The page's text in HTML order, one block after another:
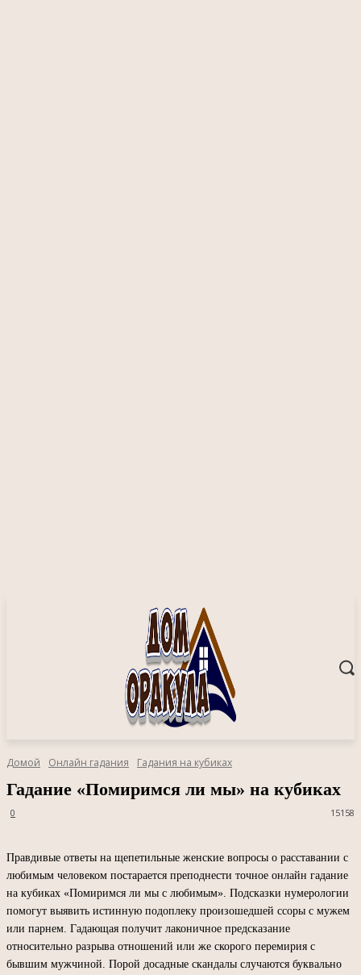
Домой Онлайн гадания Гадания на кубиках
Гадание «Помиримся ли мы» на кубиках
15158
0
Правдивые ответы на щепетильные женские вопросы о расставании с
любимым человеком постарается преподнести точное онлайн гадание
на кубиках «Помиримся ли мы с любимым». Подсказки нумерологии
помогут выявить истинную подоплеку произошедшей ссоры с мужем
или парнем. Гадающая получит лаконичное предсказание
относительно разрыва отношений или же скорого перемирия с
бывшим мужчиной. Порой досадные скандалы случаются буквально